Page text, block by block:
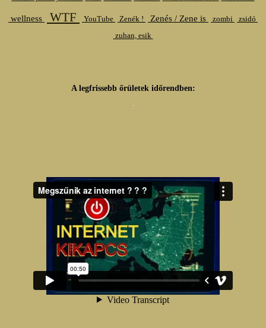
wellness WTF YouTube Zenék ! Zenés / Zene is zombi
zsidó
zuhan, esik
A legfrissebb őrületek időrendben: